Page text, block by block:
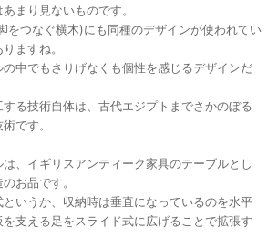
まり見ないものです。
をつなぐ横木)にも同種のデザインが使われてい
ますね。
中でもさりげなくも個性を感じるデザインだ
る技術自体は、古代エジプトまでさかのぼる
です。
、イギリスアンティーク家具のテーブルとし
お品です。
いうか、収納時は垂直になっているのを水平
支える足をスライド式に広げることで拡張す